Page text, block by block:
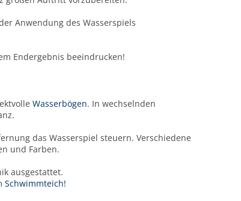
Anwendung des Wasserspiels
Endergebnis beeindrucken!
Wasserbögen. In wechselnden
das Wasserspiel steuern. Verschiedene
und Farben.
ausgestattet.
Schwimmteich!